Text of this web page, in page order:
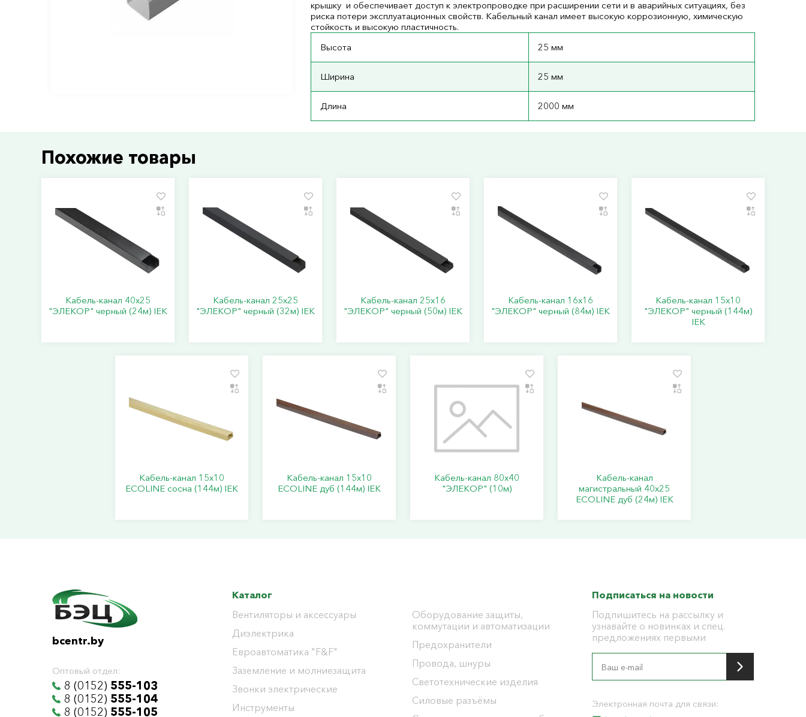
крышку и обеспечивает доступ к электропроводке при расширении сети и в аварийных ситуациях, без
риска потери эксплуатационных свойств. Кабельный канал имеет высокую коррозионную, химическую
стойкость и высокую пластичность.
Высота
25 мм
Ширина 25 мм
Длина 2000 мм
Похожие товары
Кабель-канал 40х25
"ЭЛЕКОР" черный (24м) IEK
Кабель-канал 25х25
"ЭЛЕКОР" черный (32м) IEK
Кабель-канал 25х16
"ЭЛЕКОР" черный (50м) IEK
Кабель-канал 16х16
"ЭЛЕКОР" черный (84м) IEK
Кабель-канал 15х10
"ЭЛЕКОР" черный (144м)
IEK
Кабель-канал 15х10
ECOLINE сосна (144м) IEK
Кабель-канал 15х10
ECOLINE дуб (144м) IEK
Кабель-канал 80х40
"ЭЛЕКОР" (10м)
Кабель-канал
магистральный 40х25
ECOLINE дуб (24м) IEK
bcentr.by
Оптовый отдел:
8 (0152) 555-103
8 (0152) 555-104
8 (0152) 555-105
Каталог
Вентиляторы и аксессуары
Диэлектрика
Евроавтоматика "F&F"
Заземление и молниезащита
Звонки электрические
Инструменты
Оборудование защиты,
коммутации и автоматизации
Предохранители
Провода, шнуры
Светотехнические изделия
Силовые разъёмы
Подписаться на новости
Подпишитесь на рассылку и
узнавайте о новинках и спец.
предложениях первыми
Электронная почта для связи: